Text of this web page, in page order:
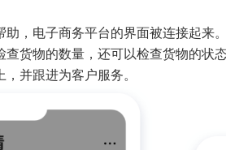
，电子商务平台的界面被连接起来
货物的数量，还可以检查货物的状
并跟进为客户服务。